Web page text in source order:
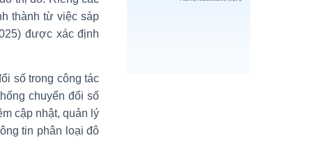
thành từ việc sáp
được xác định
số trong công tác
chuyển đổi số
cập nhật, quản lý
tin phân loại đô